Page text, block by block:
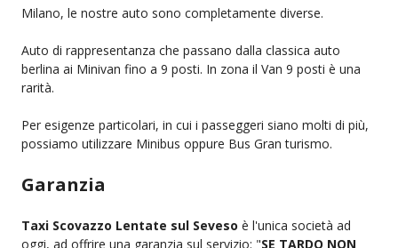
Milano, le nostre auto sono completamente diverse.
Auto di rappresentanza che passano dalla classica auto
berlina ai Minivan fino a 9 posti. In zona il Van 9 posti è una
rarità.
Per esigenze particolari, in cui i passeggeri siano molti di più,
possiamo utilizzare Minibus oppure Bus Gran turismo.
Garanzia
Taxi Scovazzo Lentate sul Seveso è l'unica società ad
oggi, ad offrire una garanzia sul servizio: "SE TARDO NON